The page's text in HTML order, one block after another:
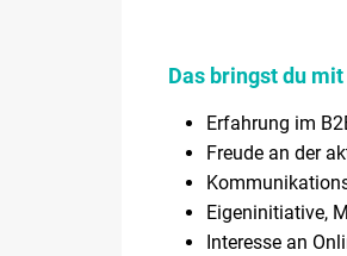
Das bringst du mit
Erfahrung im
Freude an der
Eigeninitiative,
Interesse an